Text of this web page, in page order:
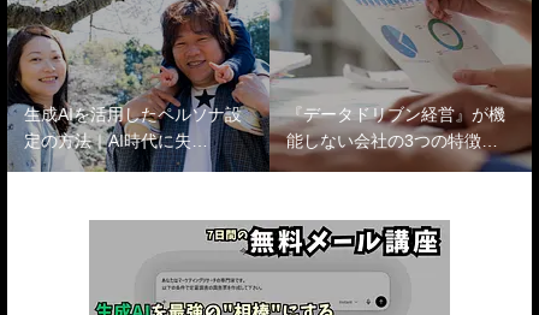
生成AIを活用したペルソナ設
定の方法｜AI時代に失…
『データドリブン経営』が機
能しない会社の3つの特徴…